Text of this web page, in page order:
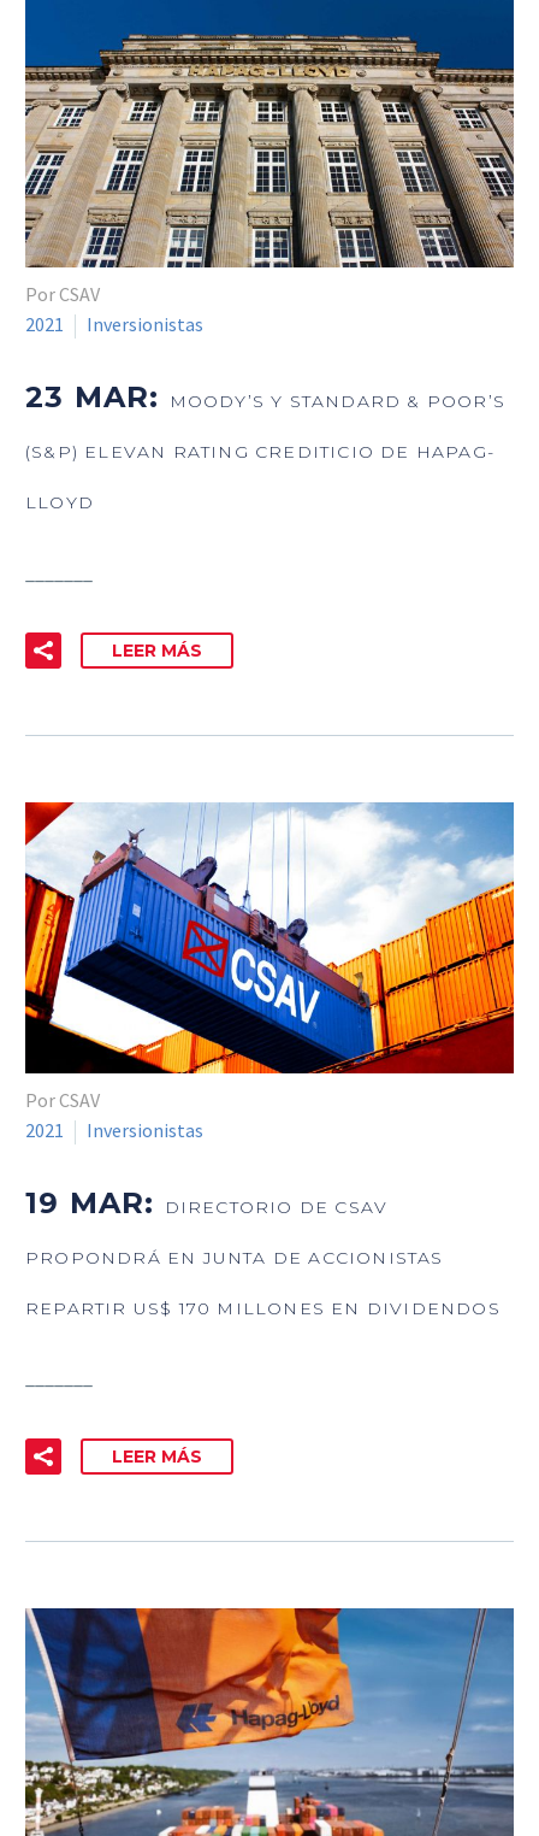
Por CSAV
2021
Inversionistas
23 MAR: MOODY’S Y STANDARD & POOR’S
(S&P) ELEVAN RATING CREDITICIO DE HAPAG-
LLOYD
LEER MÁS
Por CSAV
2021
Inversionistas
19 MAR: DIRECTORIO DE CSAV
PROPONDRÁ EN JUNTA DE ACCIONISTAS
REPARTIR US$ 170 MILLONES EN DIVIDENDOS
LEER MÁS